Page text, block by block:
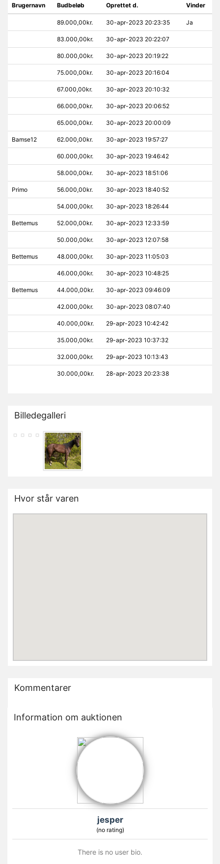
Brugernavn Budbeløb Oprettet d. Vinder
89.000,00kr. 30-apr-2023 20:23:35 Ja
83.000,00kr. 30-apr-2023 20:22:07
80.000,00kr. 30-apr-2023 20:19:22
75.000,00kr. 30-apr-2023 20:16:04
67.000,00kr. 30-apr-2023 20:10:32
66.000,00kr. 30-apr-2023 20:06:52
65.000,00kr. 30-apr-2023 20:00:09
Bamse12 62.000,00kr. 30-apr-2023 19:57:27
60.000,00kr. 30-apr-2023 19:46:42
58.000,00kr. 30-apr-2023 18:51:06
Primo 56.000,00kr. 30-apr-2023 18:40:52
54.000,00kr. 30-apr-2023 18:26:44
Bettemus 52.000,00kr. 30-apr-2023 12:33:59
50.000,00kr. 30-apr-2023 12:07:58
Bettemus 48.000,00kr. 30-apr-2023 11:05:03
46.000,00kr. 30-apr-2023 10:48:25
Bettemus 44.000,00kr. 30-apr-2023 09:46:09
42.000,00kr. 30-apr-2023 08:07:40
40.000,00kr. 29-apr-2023 10:42:42
35.000,00kr. 29-apr-2023 10:37:32
32.000,00kr. 29-apr-2023 10:13:43
30.000,00kr. 28-apr-2023 20:23:38
Billedegalleri
Hvor står varen
Kommentarer
Information om auktionen
jesper
(no rating)
There is no user bio.